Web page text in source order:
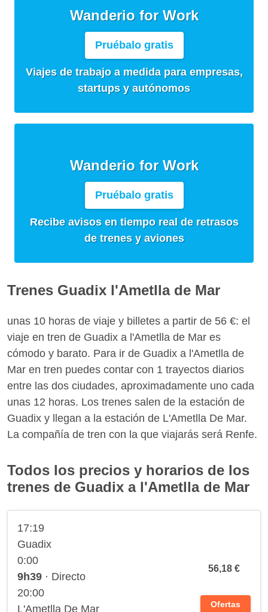
Wanderio for Work
Pruébalo gratis
Viajes de trabajo a medida para empresas,
startups y autónomos
Wanderio for Work
Pruébalo gratis
Recibe avisos en tiempo real de retrasos
de trenes y aviones
Trenes Guadix l'Ametlla de Mar
unas 10 horas de viaje y billetes a partir de 56 €: el
viaje en tren de Guadix a l'Ametlla de Mar es
cómodo y barato. Para ir de Guadix a l'Ametlla de
Mar en tren puedes contar con 1 trayectos diarios
entre las dos ciudades, aproximadamente uno cada
unas 12 horas. Los trenes salen de la estación de
Guadix y llegan a la estación de L'Ametlla De Mar.
La compañía de tren con la que viajarás será Renfe.
Todos los precios y horarios de los
trenes de Guadix a l'Ametlla de Mar
17:19
Guadix
0:00
9h39 · Directo
20:00
L'Ametlla De Mar
56,18 €
Ofertas